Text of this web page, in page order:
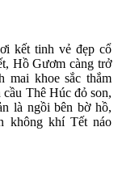
kết tinh vẻ đẹp cổ
Hồ Gươm càng trở
mai khoe sắc thắm
Thê Húc đỏ son,
là ngồi bên bờ hồ,
không khí Tết náo